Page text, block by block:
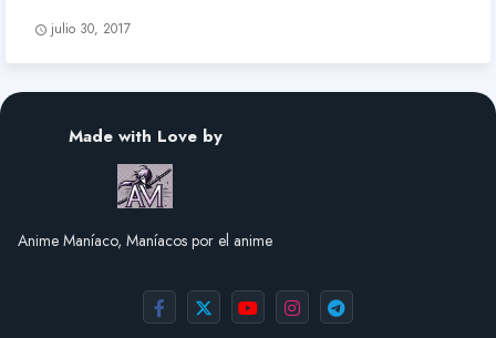
julio 30, 2017
Made with Love by
Anime Maníaco, Maníacos por el anime